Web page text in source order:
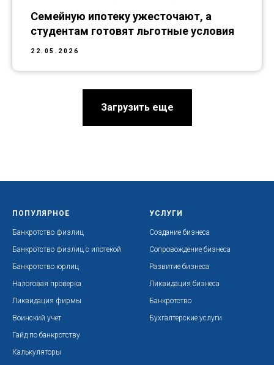
Семейную ипотеку ужесточают, а
студентам готовят льготные условия
22.05.2026
Загрузить еще
ПОПУЛЯРНОЕ
Банкротство физлиц
Банкротство физлиц с ипотекой
Банкротство юрлиц
Налоговая проверка
Ликвидация фирмы
Воинский учет
Гайд по банкротству
Калькуляторы
УСЛУГИ
Создание бизнеса
Сопровождение бизнеса
Развитие бизнеса
Ликвидация бизнеса
Банкротство
Бухгалтерские услуги